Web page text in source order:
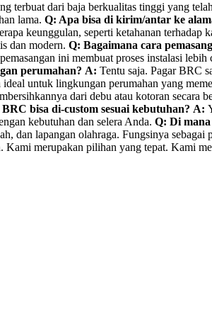
terbuat dari baja berkualitas tinggi yang
lama. Q: Apa bisa di kirim/antar ke
keunggulan, seperti ketahanan terhadap
dan modern. Q: Bagaimana cara
ini membuat proses instalasi
perumahan? A: Tentu saja. Pagar BRC
untuk lingkungan perumahan yang
dari debu atau kotoran secara
bisa di-custom sesuai kebutuhan? A:
kebutuhan dan selera Anda. Q: Di
dan lapangan olahraga. Fungsinya
merupakan pilihan yang tepat. Kami